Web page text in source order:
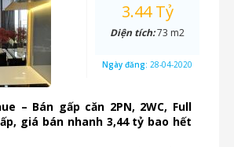
– Bán gấp căn 2PN, 2WC, Full
giá bán nhanh 3,44 tỷ bao hết
3.44 Tỷ
Diện tích:73 m2
Ngày đăng: 28-04-2020